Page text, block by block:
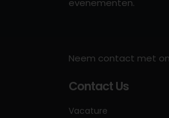
evenementen.
Neem contact met
Contact Us
Vacature